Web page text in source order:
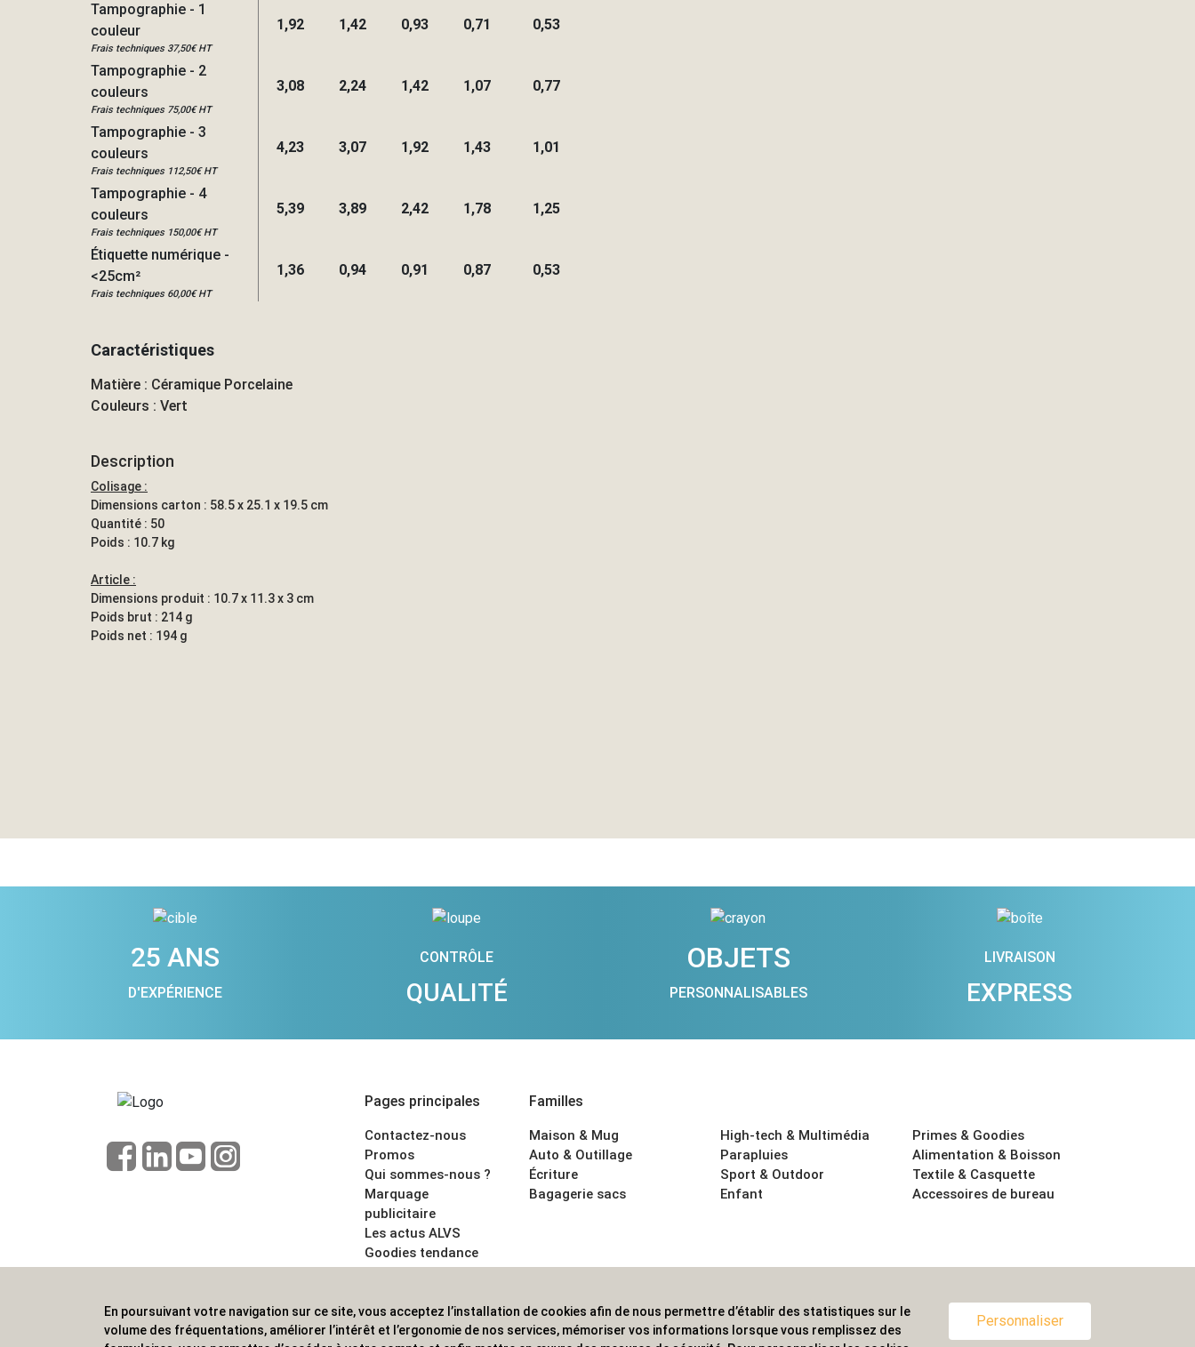
Tampographie - 1
couleur
Frais techniques 37,50€ HT
1,92 1,42 0,93 0,71 0,53
Tampographie - 2
couleurs
Frais techniques 75,00€ HT
3,08 2,24 1,42 1,07 0,77
Tampographie - 3
couleurs
Frais techniques 112,50€ HT
4,23 3,07 1,92 1,43 1,01
Tampographie - 4
couleurs
Frais techniques 150,00€ HT
5,39 3,89 2,42 1,78 1,25
Étiquette numérique -
<25cm²
Frais techniques 60,00€ HT
1,36 0,94 0,91 0,87 0,53
Caractéristiques
Matière : Céramique Porcelaine
Couleurs : Vert
Description
Colisage :
Dimensions carton : 58.5 x 25.1 x 19.5 cm
Quantité : 50
Poids : 10.7 kg
Article :
Dimensions produit : 10.7 x 11.3 x 3 cm
Poids brut : 214 g
Poids net : 194 g
25 ANS
D'EXPÉRIENCE
CONTRÔLE
QUALITÉ
OBJETS
PERSONNALISABLES
LIVRAISON
EXPRESS
Pages principales
Contactez-nous
Promos
Qui sommes-nous ?
Marquage
publicitaire
Les actus ALVS
Goodies tendance
CGV
Familles
Maison & Mug
Auto & Outillage
Écriture
Bagagerie sacs
High-tech & Multimédia
Parapluies
Sport & Outdoor
Enfant
Primes & Goodies
Alimentation & Boisson
Textile & Casquette
Accessoires de bureau
ALVS, fournisseur d'objets publicitaires, pour les professionnels. Une implantation nationale, une couverture internationale.
En poursuivant votre navigation sur ce site, vous acceptez l’installation de cookies afin de nous permettre d’établir des statistiques sur le
volume des fréquentations, améliorer l’intérêt et l’ergonomie de nos services, mémoriser vos informations lorsque vous remplissez des
Personnaliser